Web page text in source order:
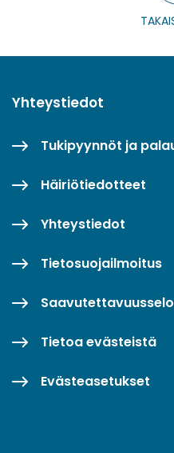
Yhteystiedot
Tukipyynnöt ja
Häiriötiedotteet
Yhteystiedot
Tietosuojailmoitus
Tietoa evästeistä
Evästeasetukset